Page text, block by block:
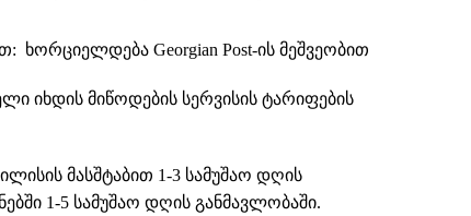
Georgian Post-ის მეშვეობით
იხდის მიწოდების სერვისის ტარიფების
მასშტაბით 1-3 სამუშაო დღის
1-5 სამუშაო დღის განმავლობაში.